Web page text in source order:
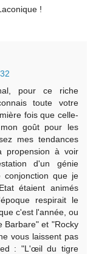
!
pour ce riche
toute votre
fois que celle-
goût pour les
mes tendances
propension à voir
d'un génie
conjonction que je
étaient animés
respirait le
c'est l'année, ou
Barbare" et "Rocky
vous laissent pas
: "L'œil du tigre